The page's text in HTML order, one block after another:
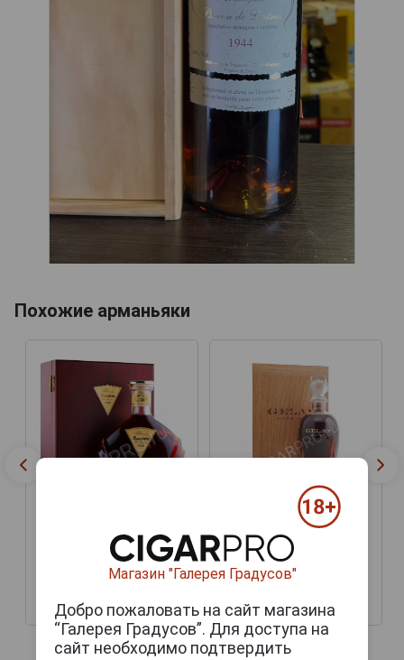
Похожие арманьяки
Lustrac 1944 years
Арманьяк Барон Де
Люстрак 1944г 0.7л в
229 982 руб.
Armagnac Baron de
Lustrac 1944 years
Арманьяк Барон Де
Люстрак 1944г 0.7л в
деревянной упаковке
106 805 руб.
Магазин "Галерея Градусов"
Добро пожаловать на сайт магазина
“Галерея Градусов”. Для доступа на
сайт необходимо подтвердить